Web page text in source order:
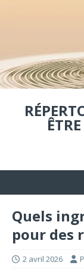
Quels
pour des
2 avril 2026